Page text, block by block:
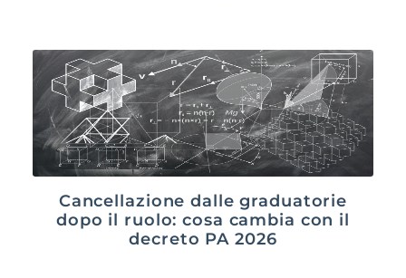
Cancellazione dalle graduatorie
dopo il ruolo: cosa cambia con il
decreto PA 2026